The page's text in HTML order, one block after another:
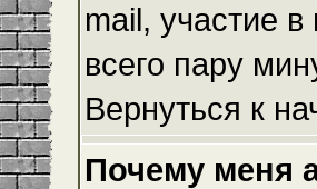
mail, участие в
всего пару
Вернуться к
Почему меня